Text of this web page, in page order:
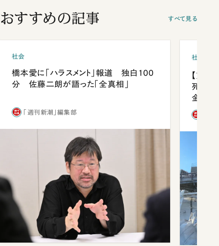
おすすめの記事 すべて見る
社会
橋本愛に「ハラスメント」報道 独白100
分 佐藤二朗が語った「全真相」
「週刊新潮」編集部
社会
【熊本
死を分
金」